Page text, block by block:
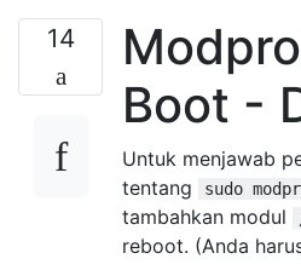
14
Boot -
Untuk menjawab
tentang
sudo
tambahkan modul
reboot. (Anda